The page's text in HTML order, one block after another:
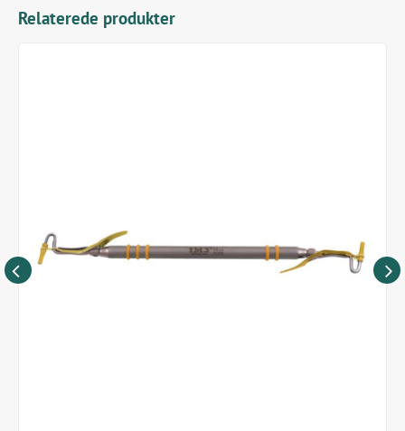
2 x 1,6 mm
Relaterede produkter